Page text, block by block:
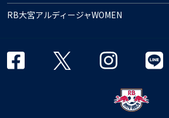
RB大宮アルディージャWOMEN